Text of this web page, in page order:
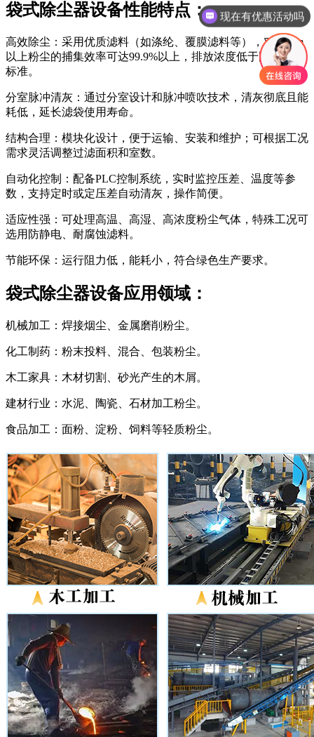
袋式除尘器设备性能特点：
高效除尘：采用优质滤料（如涤纶、覆膜滤料等），对0.1μm
以上粉尘的捕集效率可达99.9%以上，排放浓度低于国家环保
标准。
分室脉冲清灰：通过分室设计和脉冲喷吹技术，清灰彻底且能
耗低，延长滤袋使用寿命。
结构合理：模块化设计，便于运输、安装和维护；可根据工况
需求灵活调整过滤面积和室数。
自动化控制：配备PLC控制系统，实时监控压差、温度等参
数，支持定时或定压差自动清灰，操作简便。
适应性强：可处理高温、高湿、高浓度粉尘气体，特殊工况可
选用防静电、耐腐蚀滤料。
节能环保：运行阻力低，能耗小，符合绿色生产要求。
袋式除尘器设备应用领域：
机械加工：焊接烟尘、金属磨削粉尘。
化工制药：粉末投料、混合、包装粉尘。
木工家具：木材切割、砂光产生的木屑。
建材行业：水泥、陶瓷、石材加工粉尘。
食品加工：面粉、淀粉、饲料等轻质粉尘。
现在有优惠活动吗